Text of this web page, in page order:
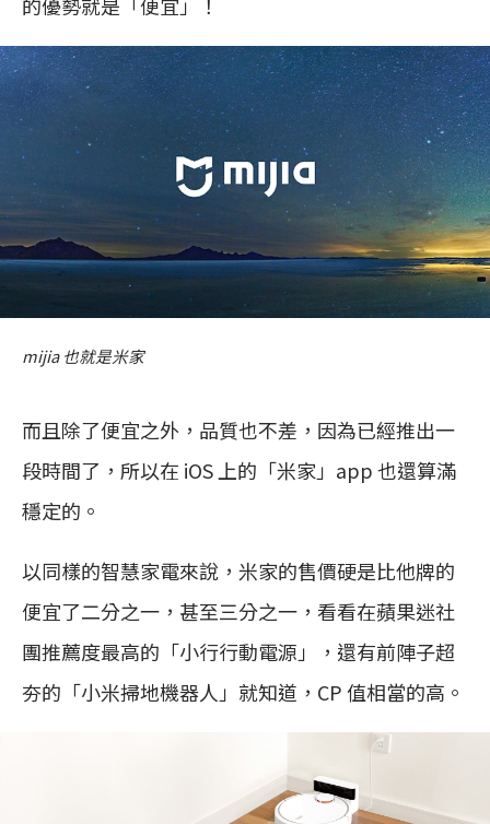
mijia 也就是米家
而且除了便宜之外，品質也不差，因為已經推出一
段時間了，所以在 iOS 上的「米家」app 也還算滿
穩定的。
以同樣的智慧家電來說，米家的售價硬是比他牌的
便宜了二分之一，甚至三分之一，看看在蘋果迷社
團推薦度最高的「小行行動電源」，還有前陣子超
夯的「小米掃地機器人」就知道，CP 值相當的高。